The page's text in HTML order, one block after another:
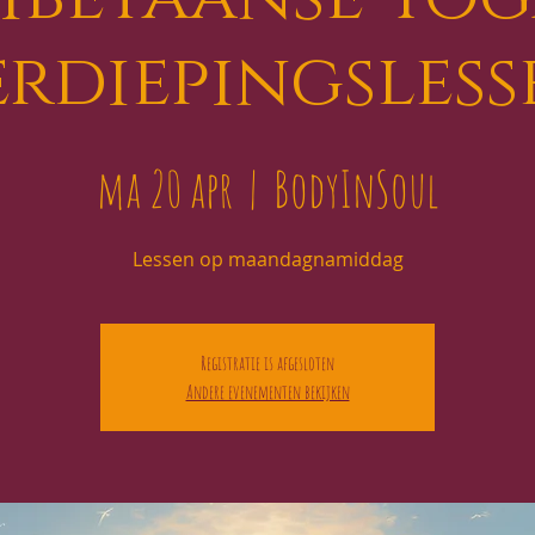
ma 20 apr
  |
BodyInSoul
Lessen op maandagnamiddag
Registratie is afgesloten
Andere evenementen bekijken